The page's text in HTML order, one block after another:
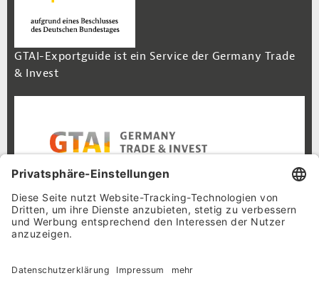
GTAI-Exportguide ist ein Service der Germany Trade
& Invest
Footer Navigation
Inhalt
Cookie-Einstellungen
Datenschutz